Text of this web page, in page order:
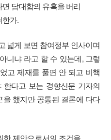
담대함의 유혹을 버리
가.
넓게 보면 참여정부 인사이며
니냐 라고 할 수 있는데, 그렇
고 제재를 풀면 안 되고 비핵
다고 보는 경향신문 기자의
했지만 공통된 결론에 다다